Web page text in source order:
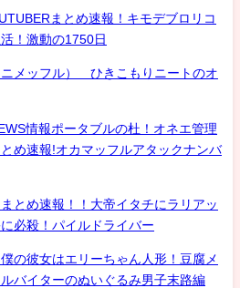
まとめ速報！キモデブロリコ
！激動の1750日
メッフル） ひきこもりニートのオ
情報ポータブルの杜！オネエ管理
め速報!オカマッフルアタックナンバ
とめ速報！！大帝イタチにラリアッ
必殺！パイルドライバー
の彼女はエリーちゃん人形！豆腐メ
バイターのぬいぐるみ男子末路編